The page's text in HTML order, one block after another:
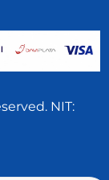
NIT: